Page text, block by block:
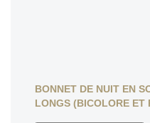
BONNET DE NUIT EN
LONGS (BICOLORE ET